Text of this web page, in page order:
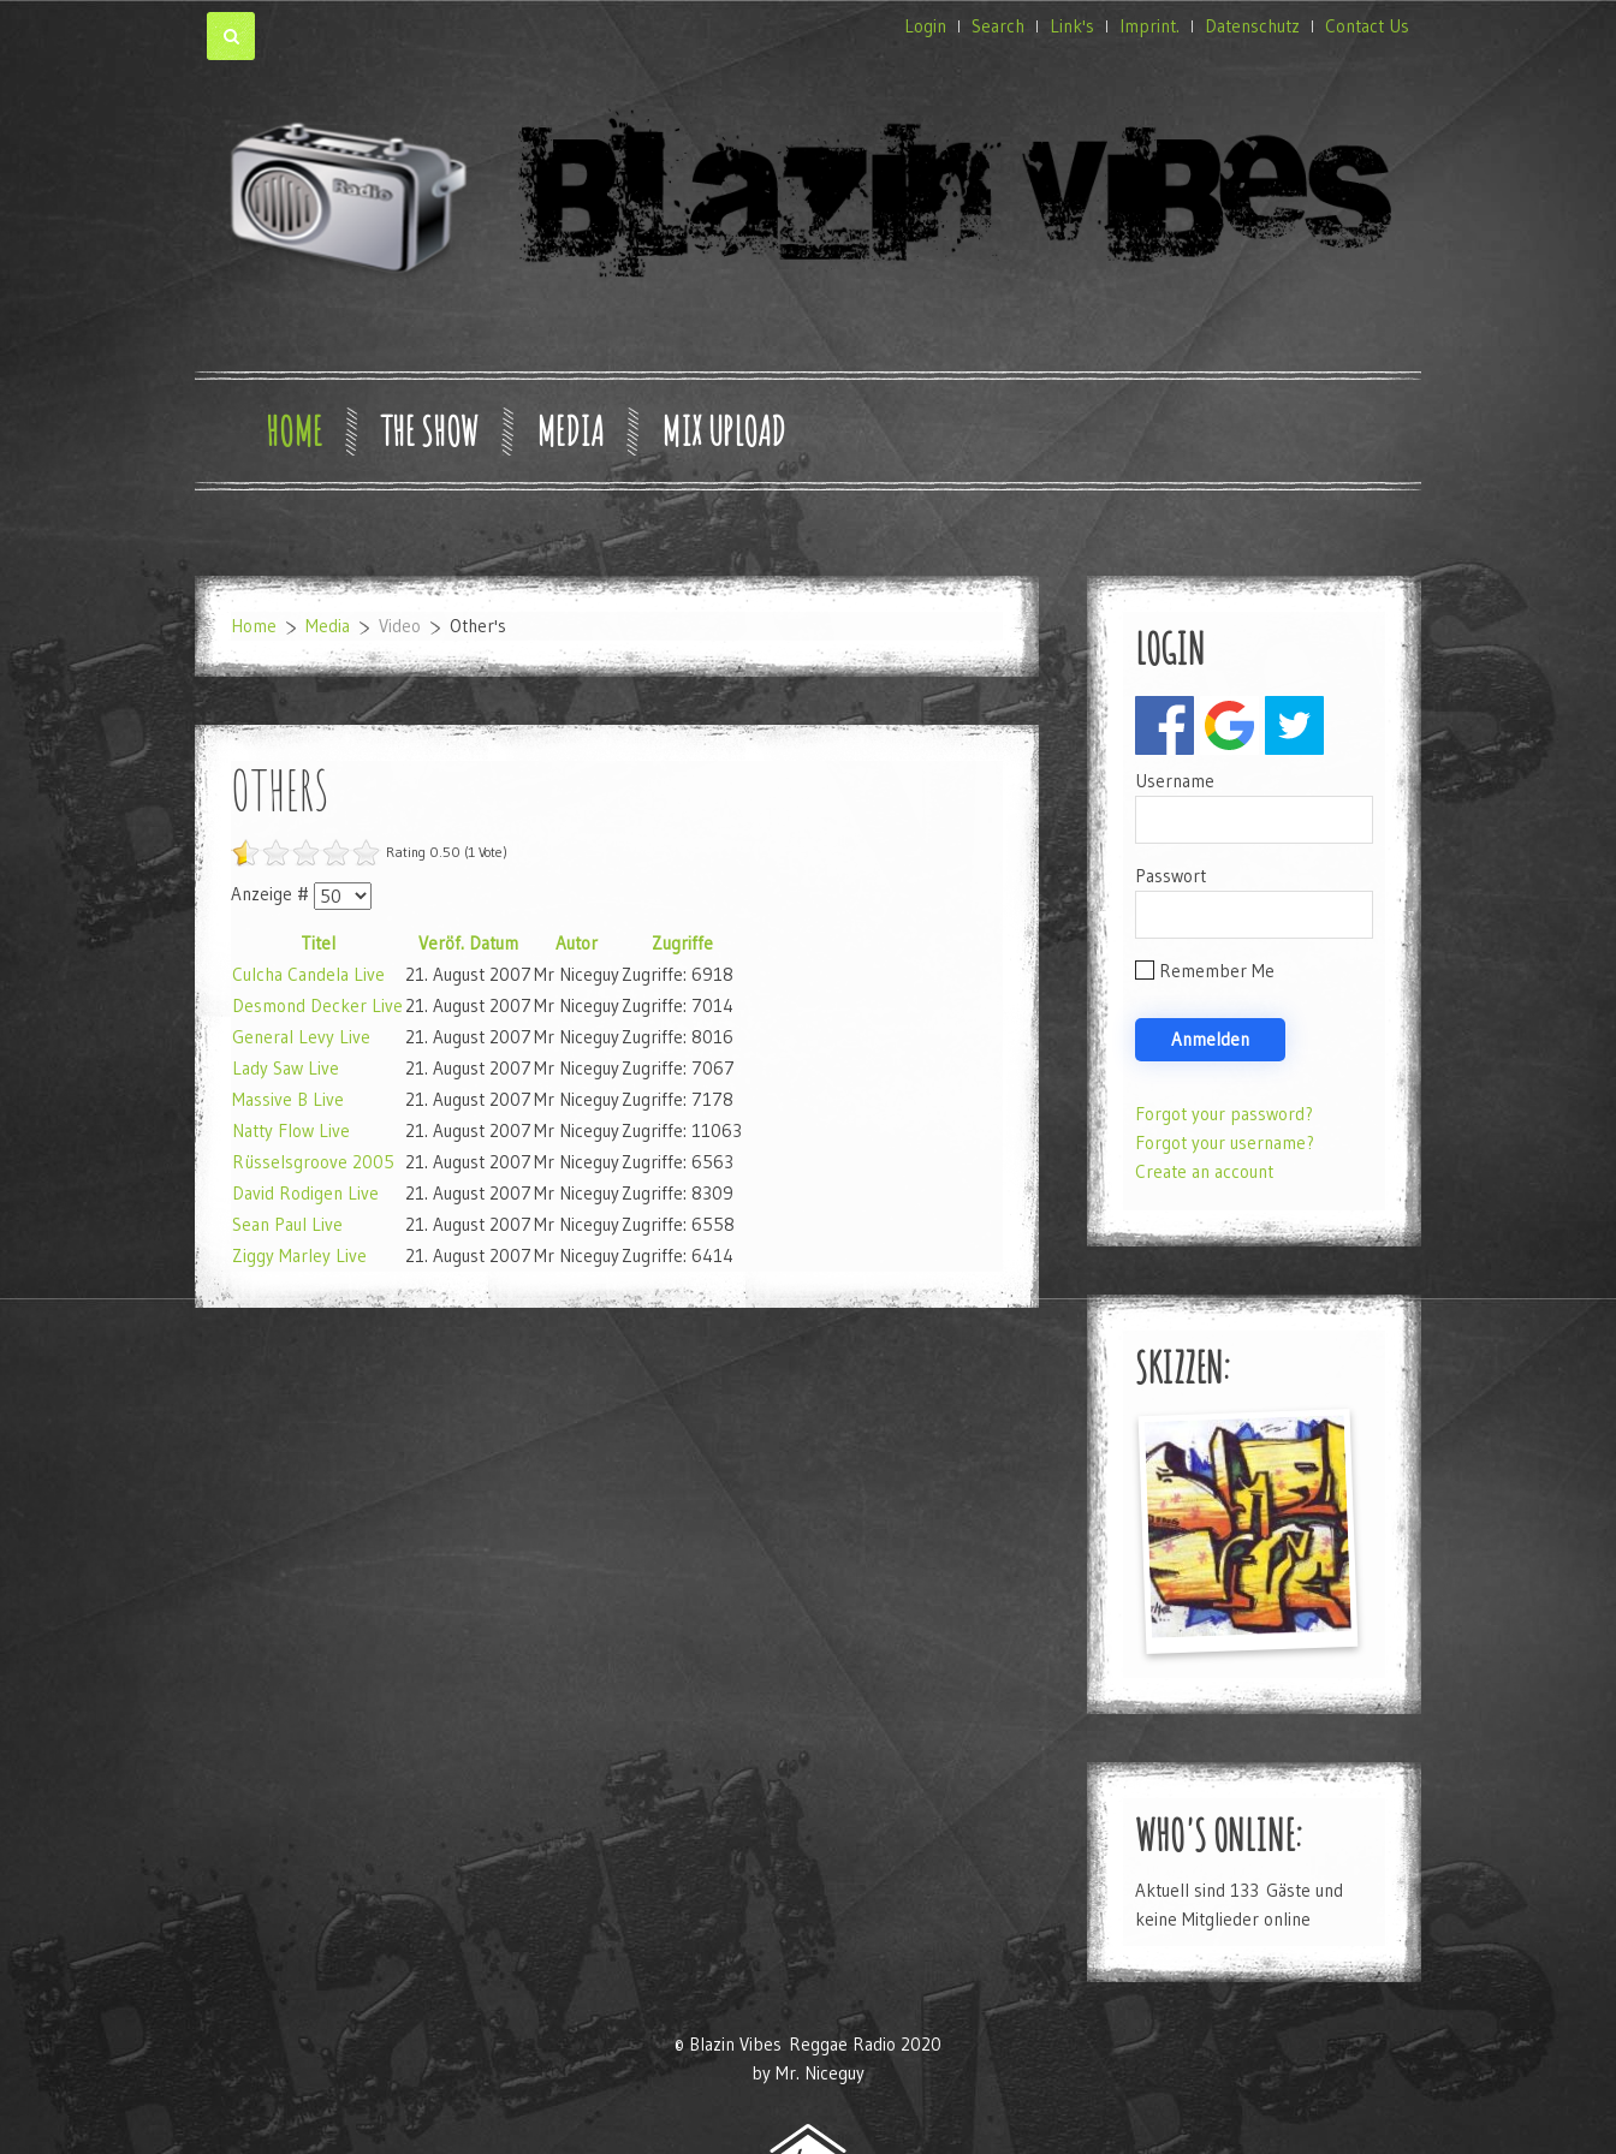
Login Search Link's Imprint. Datenschutz Contact Us
HOME THE SHOW MEDIA MIX UPLOAD
Home Media Video Other's
OTHERS
Rating 0.50 (1 Vote)
Anzeige #
Titel Veröf. Datum Autor
Zugriffe
Culcha Candela Live
21. August 2007Mr NiceguyZugriffe: 6918
Desmond Decker Live 21. August 2007Mr NiceguyZugriffe: 7014
General Levy Live
21. August 2007Mr NiceguyZugriffe: 8016
Lady Saw Live
21. August 2007Mr NiceguyZugriffe: 7067
Massive B Live
21. August 2007Mr NiceguyZugriffe: 7178
Natty Flow Live
21. August 2007Mr NiceguyZugriffe: 11063
Rüsselsgroove 2005 21. August 2007Mr NiceguyZugriffe: 6563
David Rodigen Live
21. August 2007Mr NiceguyZugriffe: 8309
Sean Paul Live
21. August 2007Mr NiceguyZugriffe: 6558
Ziggy Marley Live
21. August 2007Mr NiceguyZugriffe: 6414
LOGIN
Username
Passwort
Remember Me
Forgot your password?
Forgot your username?
Create an account
SKIZZEN:
WHO'S ONLINE:
Aktuell sind 133 Gäste und
keine Mitglieder online
© Blazin Vibes Reggae Radio 2020
by Mr. Niceguy